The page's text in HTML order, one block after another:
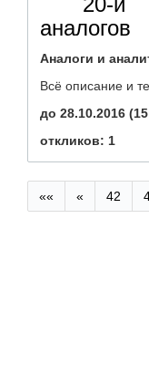
аналогов
Аналоги и
Всё описание и
до 28.10.2016
откликов: 1
«« « 42